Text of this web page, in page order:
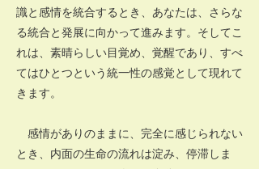
識と感情を統合するとき、あなたは、さらな
る統合と発展に向かって進みます。そしてこ
れは、素晴らしい目覚め、覚醒であり、すべ
てはひとつという統一性の感覚として現れて
きます。
感情がありのままに、完全に感じられない
とき、内面の生命の流れは淀み、停滞しま